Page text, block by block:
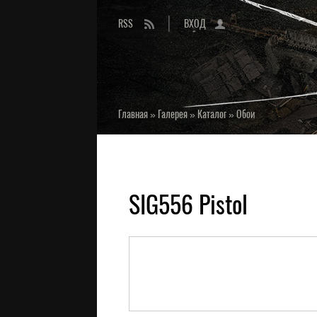
RSS ВХОД
Главная» Галерея»Каталог»Обои
SIG556 Pistol